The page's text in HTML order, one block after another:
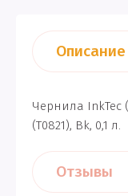
Описание
Чернила InkTec
(T0821), Bk, 0,1 л.
Отзывы